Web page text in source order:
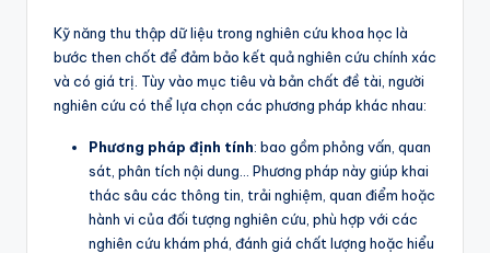
Kỹ năng thu thập dữ liệu trong nghiên cứu khoa học là
bước then chốt để đảm bảo kết quả nghiên cứu chính xác
và có giá trị. Tùy vào mục tiêu và bản chất đề tài, người
nghiên cứu có thể lựa chọn các phương pháp khác nhau:
Phương pháp định tính: bao gồm phỏng vấn, quan
sát, phân tích nội dung… Phương pháp này giúp khai
thác sâu các thông tin, trải nghiệm, quan điểm hoặc
hành vi của đối tượng nghiên cứu, phù hợp với các
nghiên cứu khám phá, đánh giá chất lượng hoặc hiểu